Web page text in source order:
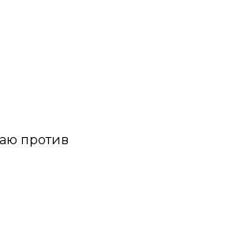
против